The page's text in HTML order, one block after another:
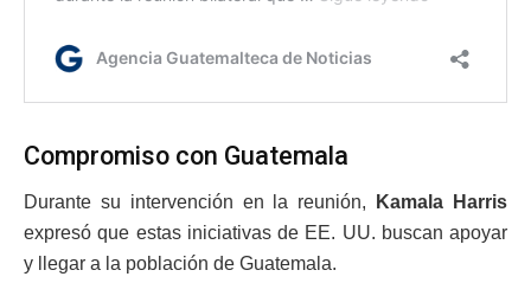
Compromiso con Guatemala
Durante su intervención en la reunión, Kamala Harris
expresó que estas iniciativas de EE. UU. buscan apoyar
y llegar a la población de Guatemala.